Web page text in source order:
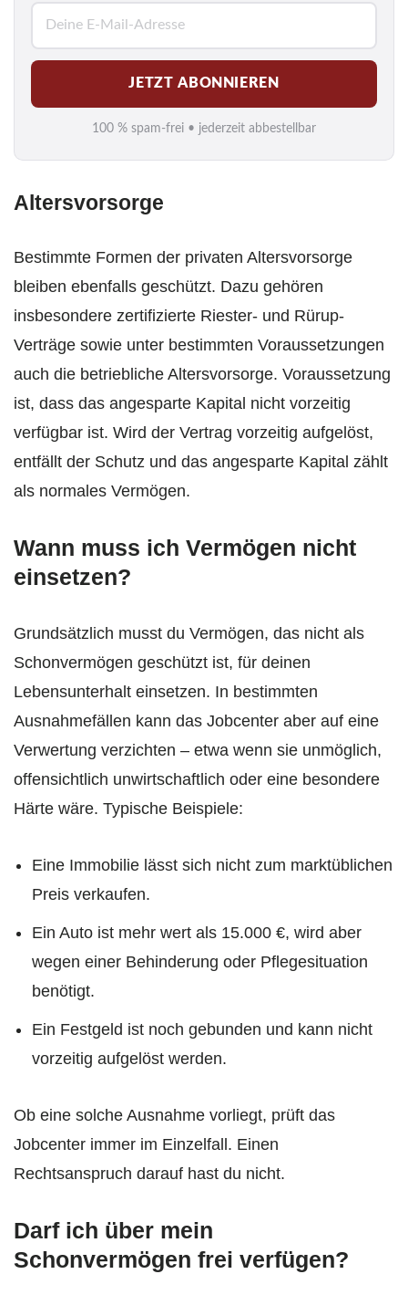
M
a
i
l
*
JETZT ABONNIEREN
100 % spam-frei • jederzeit abbestellbar
Altersvorsorge
Bestimmte Formen der privaten Altersvorsorge
bleiben ebenfalls geschützt. Dazu gehören
insbesondere zertifizierte Riester- und Rürup-
Verträge sowie unter bestimmten Voraussetzungen
auch die betriebliche Altersvorsorge. Voraussetzung
ist, dass das angesparte Kapital nicht vorzeitig
verfügbar ist. Wird der Vertrag vorzeitig aufgelöst,
entfällt der Schutz und das angesparte Kapital zählt
als normales Vermögen.
Wann muss ich Vermögen nicht
einsetzen?
Grundsätzlich musst du Vermögen, das nicht als
Schonvermögen geschützt ist, für deinen
Lebensunterhalt einsetzen. In bestimmten
Ausnahmefällen kann das Jobcenter aber auf eine
Verwertung verzichten – etwa wenn sie unmöglich,
offensichtlich unwirtschaftlich oder eine besondere
Härte wäre. Typische Beispiele:
Eine Immobilie lässt sich nicht zum marktüblichen
Preis verkaufen.
Ein Auto ist mehr wert als 15.000 €, wird aber
wegen einer Behinderung oder Pflegesituation
benötigt.
Ein Festgeld ist noch gebunden und kann nicht
vorzeitig aufgelöst werden.
Ob eine solche Ausnahme vorliegt, prüft das
Jobcenter immer im Einzelfall. Einen
Rechtsanspruch darauf hast du nicht.
Darf ich über mein
Schonvermögen frei verfügen?